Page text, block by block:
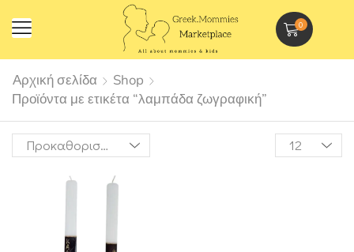
0
Αρχική σελίδα
Shop
Προϊόντα με ετικέτα “λαμπάδα ζωγραφική”